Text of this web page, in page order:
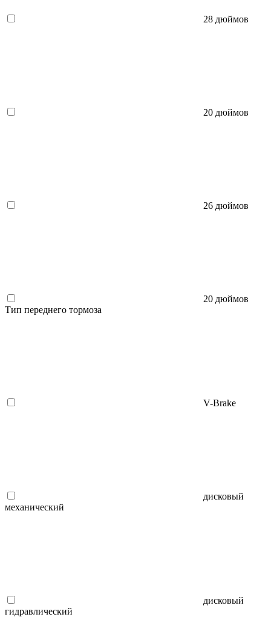
28 дюймов
20 дюймов
26 дюймов
20 дюймов
Тип переднего тормоза
V-Brake
дисковый
механический
дисковый
гидравлический